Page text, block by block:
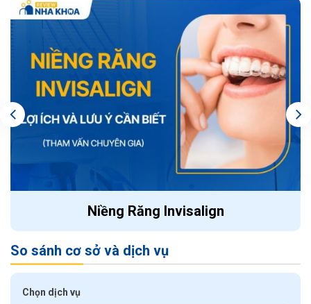
Niềng Răng Invisalign
So sánh cơ sở và dịch vụ
Chọn dịch vụ